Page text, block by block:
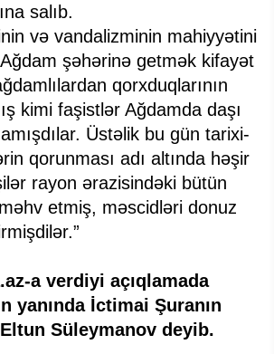
salıb.
və vandalizminin mahiyyətini
şəhərinə getmək kifayət
qorxduqlarının
kimi faşistlər Ağdamda daşı
Üstəlik bu gün tarixi-
qorunması adı altında həşir
rayon ərazisindəki bütün
etmiş, məscidləri donuz
a verdiyi açıqlamada
yanında İctimai Şuranın
Süleymanov deyib.